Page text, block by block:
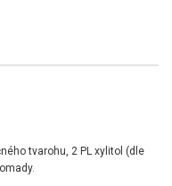
tvarohu, 2 PL xylitol (dle